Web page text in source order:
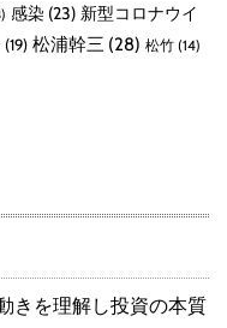
感染 (23) 新型コロナウイ
(19) 松浦幹三 (28) 松竹 (14)
きを理解し投資の本質